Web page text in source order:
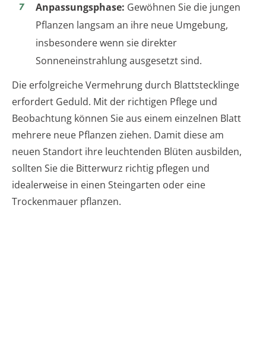
Anpassungsphase: Gewöhnen Sie die jungen
Pflanzen langsam an ihre neue Umgebung,
insbesondere wenn sie direkter
Sonneneinstrahlung ausgesetzt sind.
Die erfolgreiche Vermehrung durch Blattstecklinge
erfordert Geduld. Mit der richtigen Pflege und
Beobachtung können Sie aus einem einzelnen Blatt
mehrere neue Pflanzen ziehen. Damit diese am
neuen Standort ihre leuchtenden Blüten ausbilden,
sollten Sie die Bitterwurz richtig pflegen und
idealerweise in einen Steingarten oder eine
Trockenmauer pflanzen.